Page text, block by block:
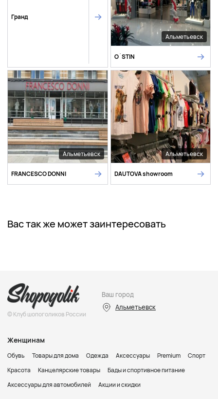
Гранд
Альметьевск
O`STIN
Альметьевск
FRANCESCO DONNI
Альметьевск
DAUTOVA showroom
Вас так же может заинтересовать
© Клуб шопоголиков России
Ваш город
Альметьевск
Женщинам
Обувь Товары для дома Одежда Аксессуары Premium
Спорт
Красота
Канцелярские товары
Бады и спортивное питание
Аксессуары для автомобилей
Акции и скидки